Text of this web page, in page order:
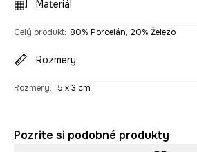
Materiál
Celý produkt: 80% Porcelán, 20% Železo
Rozmery
Rozmery: 5 x 3 cm
Pozrite si podobné produkty